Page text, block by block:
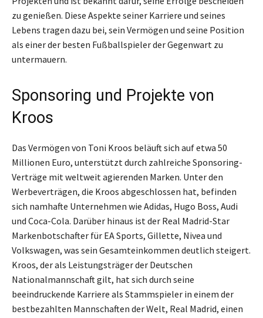
zu genießen. Diese Aspekte seiner Karriere und seines
Lebens tragen dazu bei, sein Vermögen und seine Position
als einer der besten Fußballspieler der Gegenwart zu
untermauern.
Sponsoring und Projekte von
Kroos
Das Vermögen von Toni Kroos beläuft sich auf etwa 50
Millionen Euro, unterstützt durch zahlreiche Sponsoring-
Verträge mit weltweit agierenden Marken. Unter den
Werbeverträgen, die Kroos abgeschlossen hat, befinden
sich namhafte Unternehmen wie Adidas, Hugo Boss, Audi
und Coca-Cola. Darüber hinaus ist der Real Madrid-Star
Markenbotschafter für EA Sports, Gillette, Nivea und
Volkswagen, was sein Gesamteinkommen deutlich steigert.
Kroos, der als Leistungsträger der Deutschen
Nationalmannschaft gilt, hat sich durch seine
beeindruckende Karriere als Stammspieler in einem der
bestbezahlten Mannschaften der Welt, Real Madrid, einen